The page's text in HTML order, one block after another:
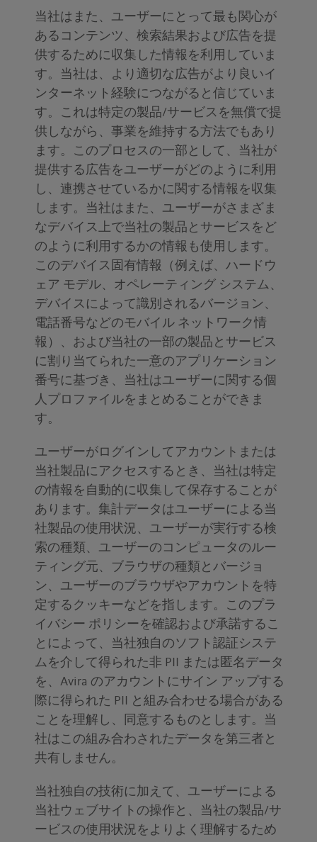
当社はまた、ユーザーにとって最も関心が
あるコンテンツ、検索結果および広告を提
供するために収集した情報を利用していま
す。当社は、より適切な広告がより良いイ
ンターネット経験につながると信じていま
す。これは特定の製品/サービスを無償で提
供しながら、事業を維持する方法でもあり
ます。このプロセスの一部として、当社が
提供する広告をユーザーがどのように利用
し、連携させているかに関する情報を収集
します。当社はまた、ユーザーがさまざま
なデバイス上で当社の製品とサービスをど
のように利用するかの情報も使用します。
このデバイス固有情報（例えば、ハードウ
ェア モデル、オペレーティング システム、
デバイスによって識別されるバージョン、
電話番号などのモバイル ネットワーク情
報）、および当社の一部の製品とサービス
に割り当てられた一意のアプリケーション
番号に基づき、当社はユーザーに関する個
人プロファイルをまとめることができま
す。
ユーザーがログインしてアカウントまたは
当社製品にアクセスするとき、当社は特定
の情報を自動的に収集して保存することが
あります。集計データはユーザーによる当
社製品の使用状況、ユーザーが実行する検
索の種類、ユーザーのコンピュータのルー
ティング元、ブラウザの種類とバージョ
ン、ユーザーのブラウザやアカウントを特
定するクッキーなどを指します。このプラ
イバシー ポリシーを確認および承諾するこ
とによって、当社独自のソフト認証システ
ムを介して得られた非 PII または匿名データ
を、Avira のアカウントにサイン アップする
際に得られた PII と組み合わせる場合がある
ことを理解し、同意するものとします。当
社はこの組み合わされたデータを第三者と
共有しません。
当社独自の技術に加えて、ユーザーによる
当社ウェブサイトの操作と、当社の製品/サ
ービスの使用状況をよりよく理解するため